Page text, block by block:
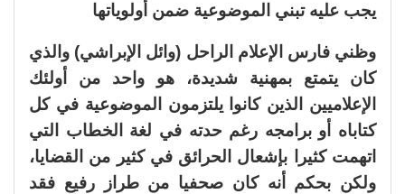
يجب عليه تبني الموضوعية ضمن أولوياتها
وظني فارس الإعلام الراحل (وائل الإبراشي) والذي
كان يتمتع بمهنية شديدة، هو واحد من أولئك
الإعلاميين الذين كانوا يلتزمون الموضوعية في كل
كتاباه أو برامجه رغم حدته في لغة الخطاب التي
اتهمت كثيرا بإشعال الحرائق في كثير من القضايا،
ولكن بحكم أنه كان صحفيا من طراز رفيع فقد